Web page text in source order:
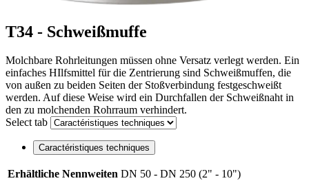
T34 - Schweißmuffe
Molchbare Rohrleitungen müssen ohne Versatz verlegt werden. Ein
einfaches HIlfsmittel für die Zentrierung sind Schweißmuffen, die
von außen zu beiden Seiten der Stoßverbindung festgeschweißt
werden. Auf diese Weise wird ein Durchfallen der Schweißnaht in
den zu molchenden Rohrraum verhindert.
Select tab
Caractéristiques techniques
Erhältliche Nennweiten DN 50 - DN 250 (2" - 10")